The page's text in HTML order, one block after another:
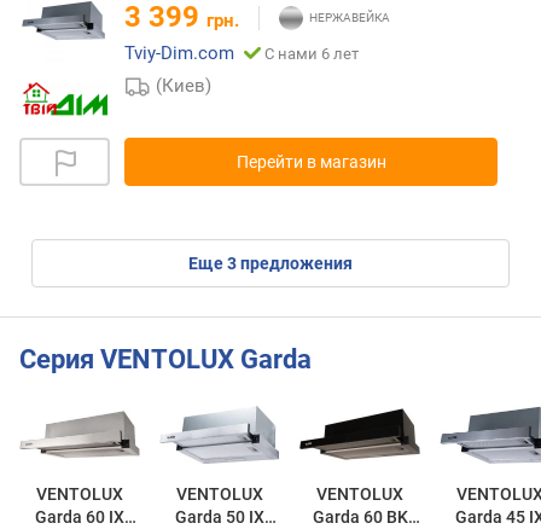
3 399 грн.
Tviy-Dim.com
С нами 6 лет
(Киев)
Перейти в магазин
eще3предложения
Серия VENTOLUX Garda
VENTOLUX
Garda 60 IX
VENTOLUX
Garda 50 IX
VENTOLUX
Garda 60 BK
Garda 45